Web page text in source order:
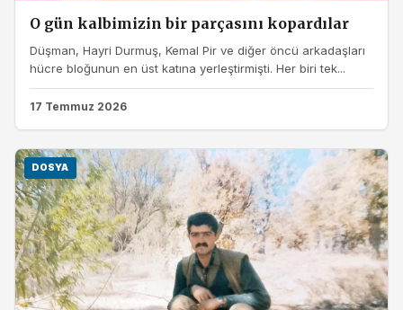
O gün kalbimizin bir parçasını kopardılar
Düşman, Hayri Durmuş, Kemal Pir ve diğer öncü arkadaşları
hücre bloğunun en üst katına yerleştirmişti. Her biri tek...
17 Temmuz 2026
DOSYA